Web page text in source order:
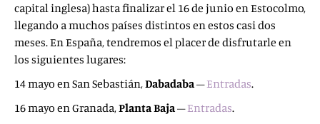
capital inglesa) hasta finalizar el 16 de junio en Estocolmo,
llegando a muchos países distintos en estos casi dos
meses. En España, tendremos el placer de disfrutarle en
los siguientes lugares:
14 mayo en San Sebastián,Dabadaba–Entradas.
16 mayo en Granada,Planta Baja–Entradas.